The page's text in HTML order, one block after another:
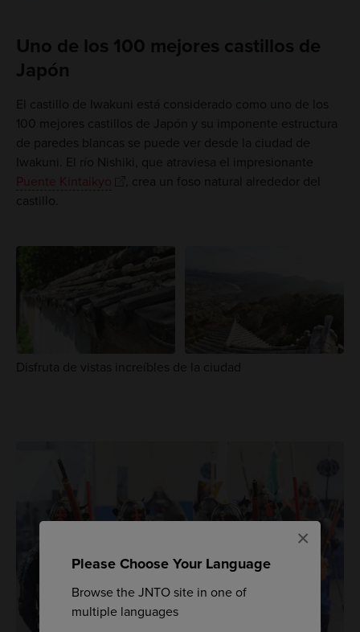
Please Choose Your Language
Browse the JNTO site in one of
multiple languages
×
Uno de los 100 mejores castillos de
Japón
El castillo de Iwakuni está considerado como uno de los
100 mejores castillos de Japón y su imponente estructura
de paredes blancas se puede ver desde la ciudad de
Iwakuni. El río Nishiki, que atraviesa el impresionante
Puente Kintaikyo
, crea un foso natural alrededor del
castillo.
Disfruta de vistas increíbles de la ciudad